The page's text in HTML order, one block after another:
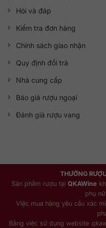
Hỏi và đáp
Kiểm tra đơn hàng
Chính sách giao nhận
Quy định đổi trả
Nhà cung cấp
Báo giá rượu ngoại
Đánh giá rượu vang
THƯỞNG
Sản phẩm rượu tại QKAWine
phụ
Việc mua hàng yêu cầu xác
Bằng việc sử dụng website